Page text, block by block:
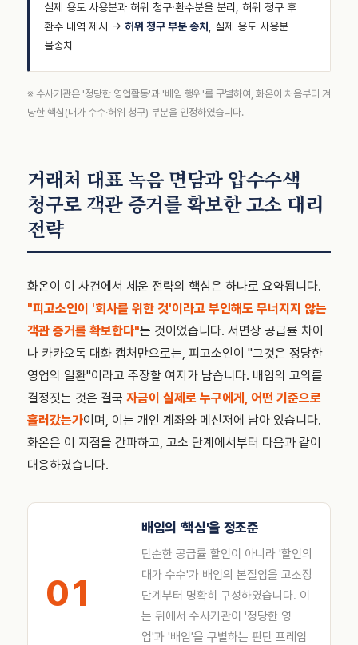
실제 용도 사용분과 허위 청구·환수분을 분리, 허위 청구 후
환수 내역 제시 → 허위 청구 부분 송치
, 실제 용도 사용분
불송치
※ 수사기관은 '정당한 영업활동'과 '배임 행위'를 구별하여, 화온이 처음부터 겨
냥한 핵심(대가 수수·허위 청구) 부분을 인정하였습니다.
거래처 대표 녹음 면담과 압수수색
청구로 객관 증거를 확보한 고소 대리
전략
화온이 이 사건에서 세운 전략의 핵심은 하나로 요약됩니다.
"피고소인이 '회사를 위한 것'이라고 부인해도 무너지지 않는
객관 증거를 확보한다"는 것이었습니다. 서면상 공급률 차이
나 카카오톡 대화 캡처만으로는, 피고소인이 "그것은 정당한
영업의 일환"이라고 주장할 여지가 남습니다. 배임의 고의를
결정짓는 것은 결국 자금이 실제로 누구에게, 어떤 기준으로
흘러갔는가이며, 이는 개인 계좌와 메신저에 남아 있습니다.
화온은 이 지점을 간파하고, 고소 단계에서부터 다음과 같이
대응하였습니다.
01
배임의 '핵심'을 정조준
단순한 공급률 할인이 아니라 '할인의
대가 수수'가 배임의 본질임을 고소장
단계부터 명확히 구성하였습니다. 이
는 뒤에서 수사기관이 '정당한 영
업'과 '배임'을 구별하는 판단 프레임